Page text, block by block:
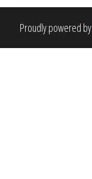
Proudly powered by